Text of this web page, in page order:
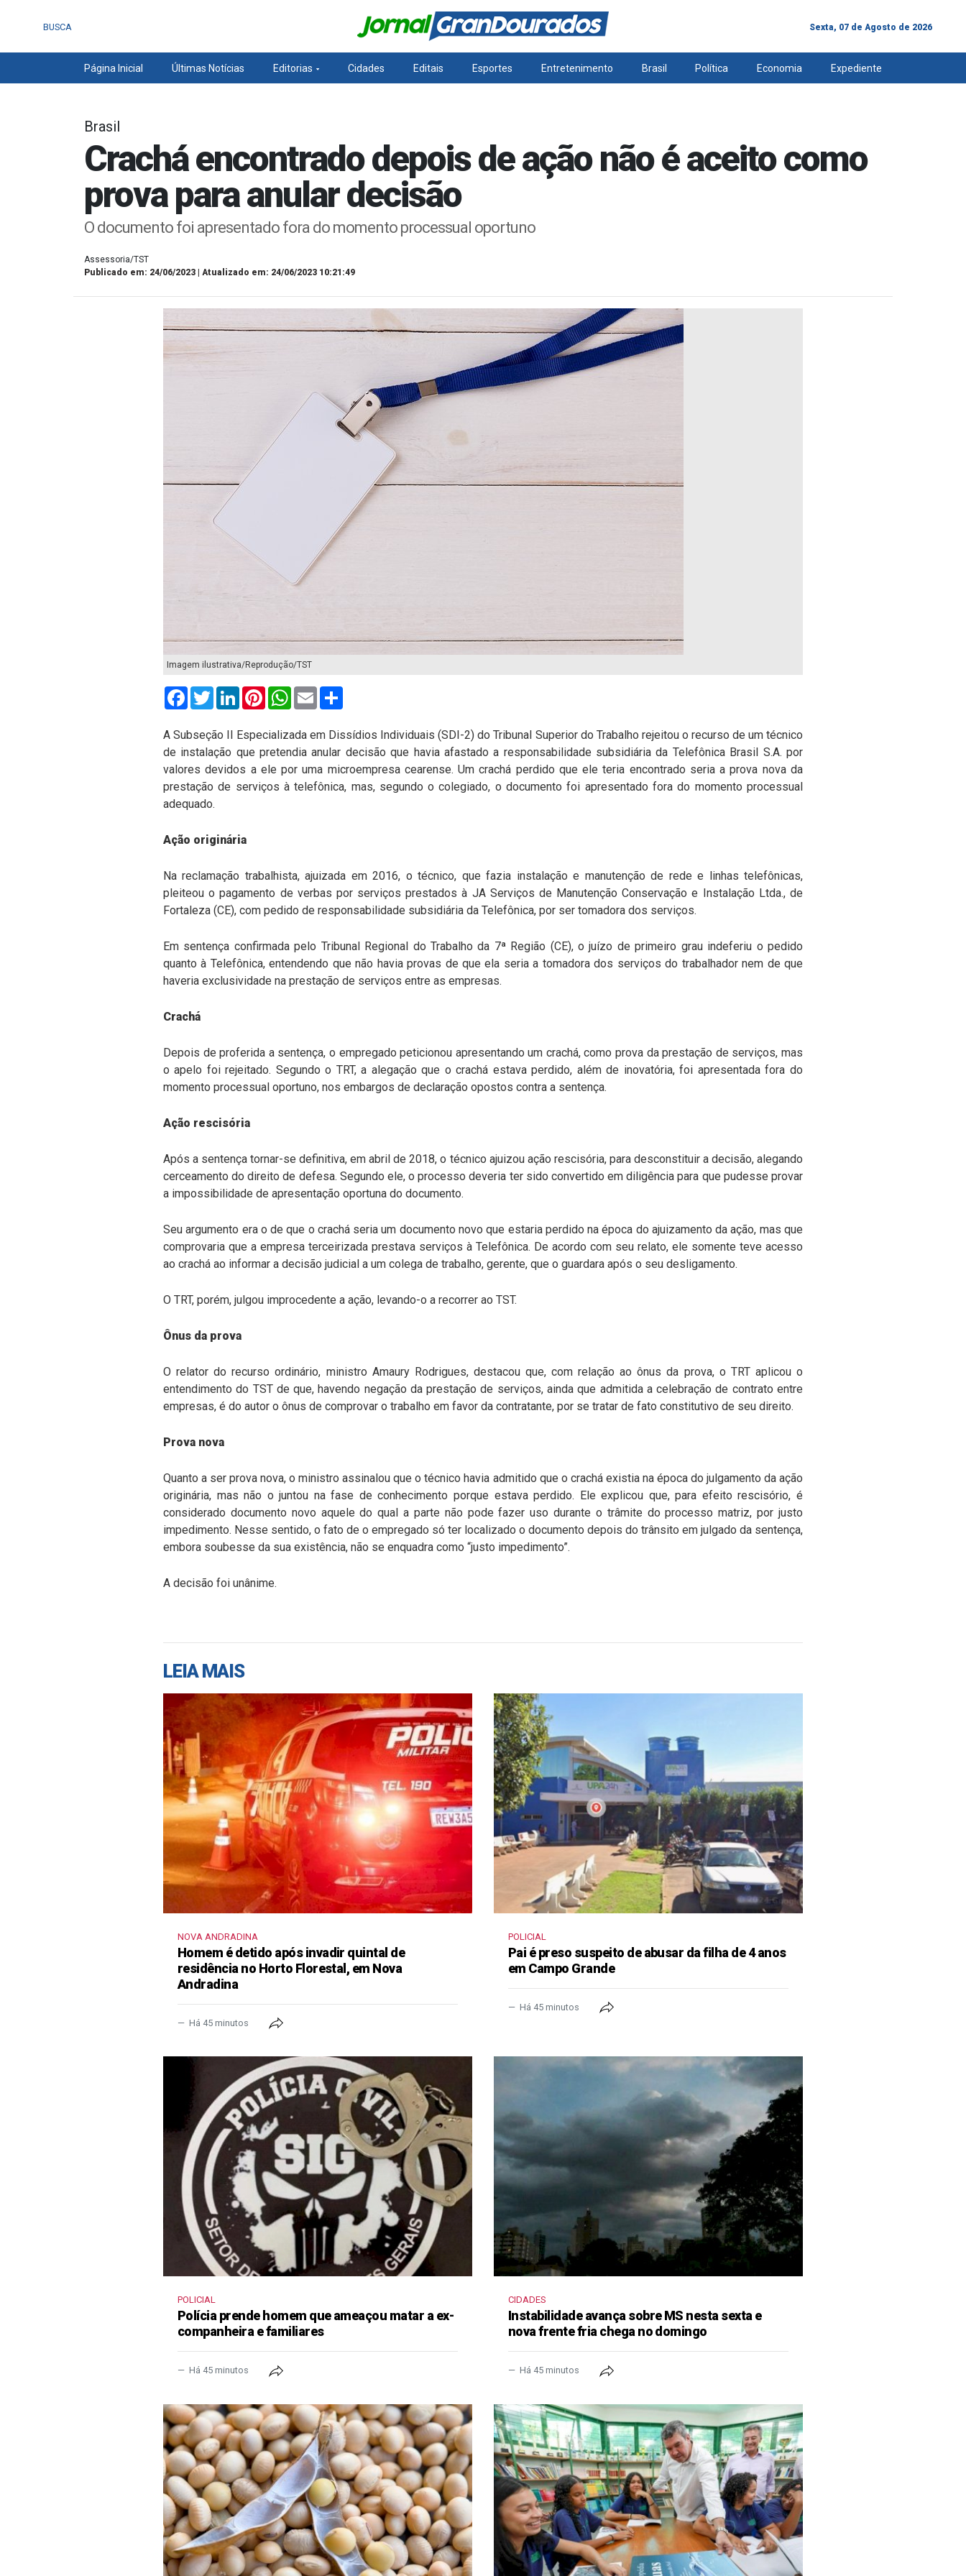
BUSCA Sexta, 07 de Agosto de 2026
Página Inicial Últimas Notícias Editorias Cidades Editais Esportes Entretenimento Brasil Política Economia Expediente
Brasil
Crachá encontrado depois de ação não é aceito como
prova para anular decisão
O documento foi apresentado fora do momento processual oportuno
Assessoria/TST
Publicado em: 24/06/2023 | Atualizado em: 24/06/2023 10:21:49
Imagem ilustrativa/Reprodução/TST
FacebookTwitterLinkedInPinterestWhatsApp
Email
A Subseção II Especializada em Dissídios Individuais (SDI-2) do Tribunal Superior do Trabalho rejeitou o recurso de um técnico
de instalação que pretendia anular decisão que havia afastado a responsabilidade subsidiária da Telefônica Brasil S.A. por
valores devidos a ele por uma microempresa cearense. Um crachá perdido que ele teria encontrado seria a prova nova da
prestação de serviços à telefônica, mas, segundo o colegiado, o documento foi apresentado fora do momento processual
adequado.
Ação originária
Na reclamação trabalhista, ajuizada em 2016, o técnico, que fazia instalação e manutenção de rede e linhas telefônicas,
pleiteou o pagamento de verbas por serviços prestados à JA Serviços de Manutenção Conservação e Instalação Ltda., de
Fortaleza (CE), com pedido de responsabilidade subsidiária da Telefônica, por ser tomadora dos serviços.
Em sentença confirmada pelo Tribunal Regional do Trabalho da 7ª Região (CE), o juízo de primeiro grau indeferiu o pedido
quanto à Telefônica, entendendo que não havia provas de que ela seria a tomadora dos serviços do trabalhador nem de que
haveria exclusividade na prestação de serviços entre as empresas.
Crachá
Depois de proferida a sentença, o empregado peticionou apresentando um crachá, como prova da prestação de serviços, mas
o apelo foi rejeitado. Segundo o TRT, a alegação que o crachá estava perdido, além de inovatória, foi apresentada fora do
momento processual oportuno, nos embargos de declaração opostos contra a sentença.
Ação rescisória
Após a sentença tornar-se definitiva, em abril de 2018, o técnico ajuizou ação rescisória, para desconstituir a decisão, alegando
cerceamento do direito de defesa. Segundo ele, o processo deveria ter sido convertido em diligência para que pudesse provar
a impossibilidade de apresentação oportuna do documento.
Seu argumento era o de que o crachá seria um documento novo que estaria perdido na época do ajuizamento da ação, mas que
comprovaria que a empresa terceirizada prestava serviços à Telefônica. De acordo com seu relato, ele somente teve acesso
ao crachá ao informar a decisão judicial a um colega de trabalho, gerente, que o guardara após o seu desligamento.
O TRT, porém, julgou improcedente a ação, levando-o a recorrer ao TST.
Ônus da prova
O relator do recurso ordinário, ministro Amaury Rodrigues, destacou que, com relação ao ônus da prova, o TRT aplicou o
entendimento do TST de que, havendo negação da prestação de serviços, ainda que admitida a celebração de contrato entre
empresas, é do autor o ônus de comprovar o trabalho em favor da contratante, por se tratar de fato constitutivo de seu direito.
Prova nova
Quanto a ser prova nova, o ministro assinalou que o técnico havia admitido que o crachá existia na época do julgamento da ação
originária, mas não o juntou na fase de conhecimento porque estava perdido. Ele explicou que, para efeito rescisório, é
considerado documento novo aquele do qual a parte não pode fazer uso durante o trâmite do processo matriz, por justo
impedimento. Nesse sentido, o fato de o empregado só ter localizado o documento depois do trânsito em julgado da sentença,
embora soubesse da sua existência, não se enquadra como “justo impedimento”.
A decisão foi unânime.
LEIA MAIS
NOVA ANDRADINA
Homem é detido após invadir quintal de
residência no Horto Florestal, em Nova
Andradina
Há 45 minutos
POLICIAL
Pai é preso suspeito de abusar da filha de 4 anos
em Campo Grande
Há 45 minutos
POLICIAL
Polícia prende homem que ameaçou matar a ex-
companheira e familiares
Há 45 minutos
CIDADES
Instabilidade avança sobre MS nesta sexta e
nova frente fria chega no domingo
Há 45 minutos